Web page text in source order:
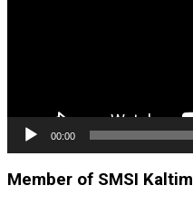
00:00
Member of SMSI Kaltim